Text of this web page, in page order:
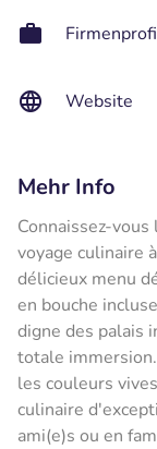
Website
Mehr Info
Connaissez-
voyage culinaire
délicieux menu
en bouche
digne des palais
totale
les couleurs
culinaire
ami(e)s ou en